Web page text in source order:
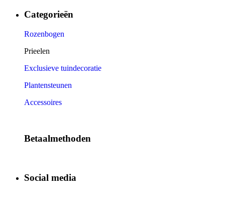
Categorieën
Rozenbogen
Prieelen
Exclusieve tuindecoratie
Plantensteunen
Accessoires
Betaalmethoden
Social media